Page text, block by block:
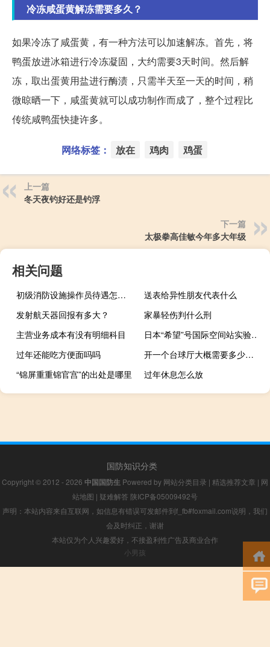
冷冻咸蛋黄解冻需要多久？
如果冷冻了咸蛋黄，有一种方法可以加速解冻。首先，将
鸭蛋放进冰箱进行冷冻凝固，大约需要3天时间。然后解
冻，取出蛋黄用盐进行酶渍，只需半天至一天的时间，稍
微晾晒一下，咸蛋黄就可以成功制作而成了，整个过程比
传统咸鸭蛋快捷许多。
网络标签： 放在 鸡肉 鸡蛋
上一篇
冬天夜钓好还是钓浮
下一篇
太极拳高佳敏今年多大年级
相关问题
初级消防设施操作员待遇怎么样
送表给异性朋友代表什么
发射航天器回报有多大？
家暴轻伤判什么刑
主营业务成本有没有明细科目
日本“希望”号国际空间站实验舱建成
过年还能吃方便面吗吗
开一个台球厅大概需要多少投资
“锦屏重重锦官宫”的出处是哪里
过年休息怎么放
国防知识分类
Copyright © 2012 - 2026 中国国防生 Powered by 网站分类目录 | 精选推荐文章 | 网
站地图 | 疑难解答 陕ICP备05009492号
声明：本站内容来自互联网，如信息有错误可发邮件到f_fb#foxmail.com说明，我们
会及时纠正，谢谢
本站仅为个人兴趣爱好，不接盈利性广告及商业合作
小男孩